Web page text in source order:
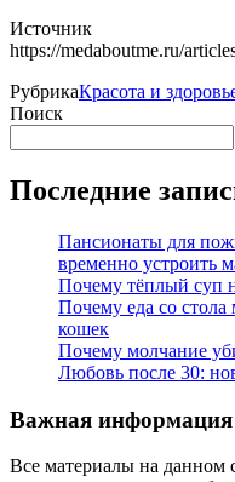
Источник
https://medaboutme.ru/
РубрикаКрасота и
Поиск
Последние
Пансионаты для
временно устроить
Почему тёплый суп
Почему еда со
кошек
Почему молчание
Любовь после 30:
Важная информация
Все материалы на данном